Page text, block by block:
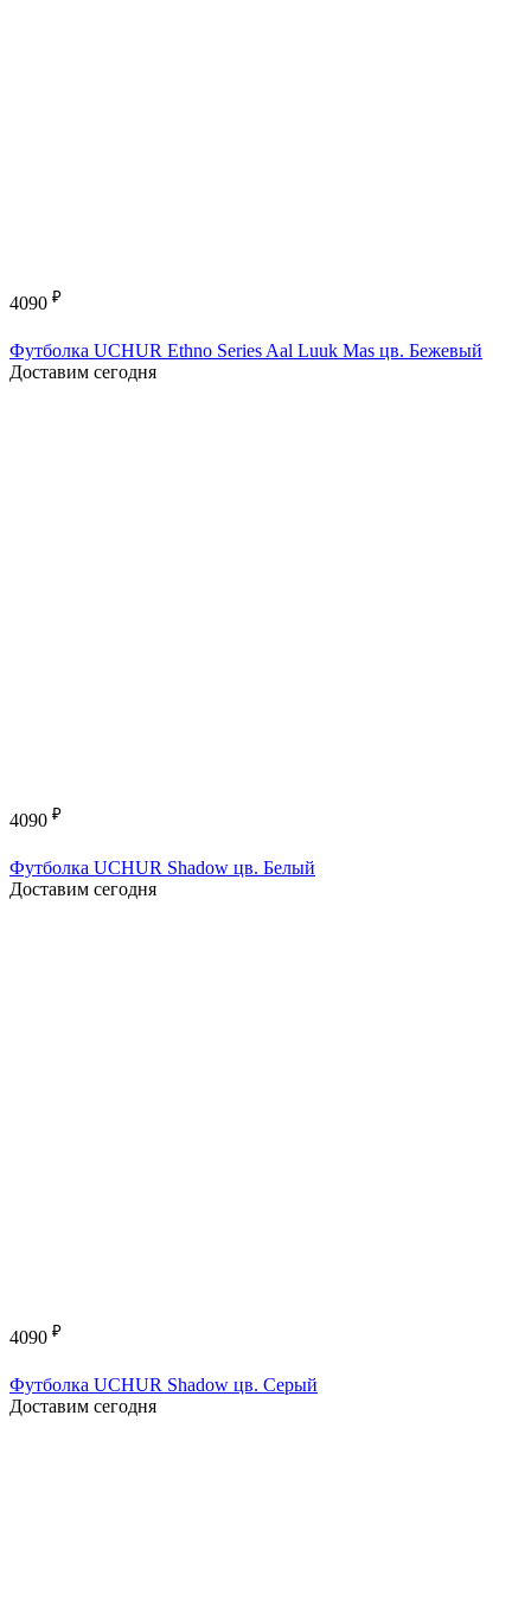
4090 ₽
Футболка UCHUR Ethno Series Aal Luuk Mas цв. Бежевый
Доставим сегодня
4090 ₽
Футболка UCHUR Shadow цв. Белый
Доставим сегодня
4090 ₽
Футболка UCHUR Shadow цв. Серый
Доставим сегодня